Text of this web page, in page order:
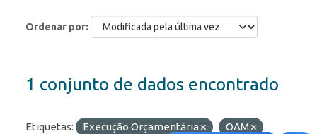
Ordenar por
1 conjunto de dados encontrado
Etiquetas: Execução Orçamentária
OAM